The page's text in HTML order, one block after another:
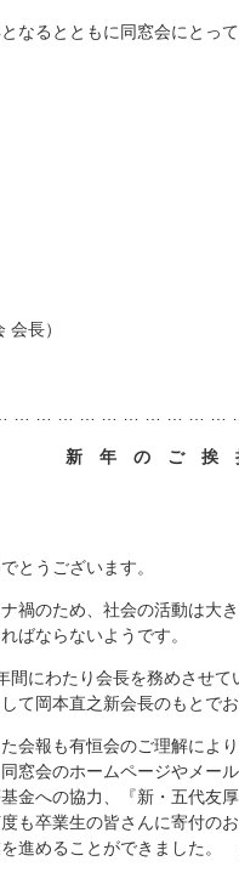
なるとともに同窓会にとっ
会長）
新 年 の ご 挨
とうございます。
禍のため、社会の活動は大
ばならないようです。
にわたり会長を務めさせ
岡本直之新会長のもとでお
会報も有恒会のご理解によ
窓会のホームページやメ
金への協力、『新・五代友
も卒業生の皆さんに寄付の
進めることができました。